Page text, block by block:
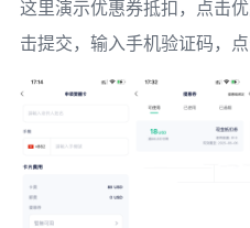
这里演示优惠券抵扣，点击
击提交，输入手机验证码，点